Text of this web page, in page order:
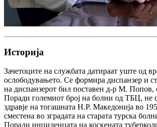
Историја
Зачетоците на службата датираат уште од
ослободувањето. Се формира диспанзер и
на диспанзерот бил поставен д-р М. Попов,
Поради големиот број на болни од ТБЦ, не
здравје на тогашната Н.Р. Македонија во
сместена во зградата на старата турска
Поради инциденцата на коскената